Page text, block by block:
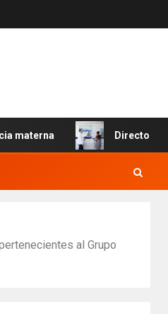
Director del SNS
al Grupo